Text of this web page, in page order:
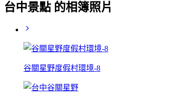
台中景點 的相簿照片
谷關星野度假村環境-8